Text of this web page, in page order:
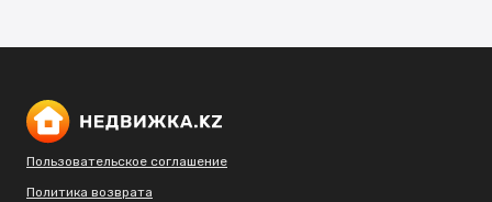
Пользовательское соглашение
Политика возврата